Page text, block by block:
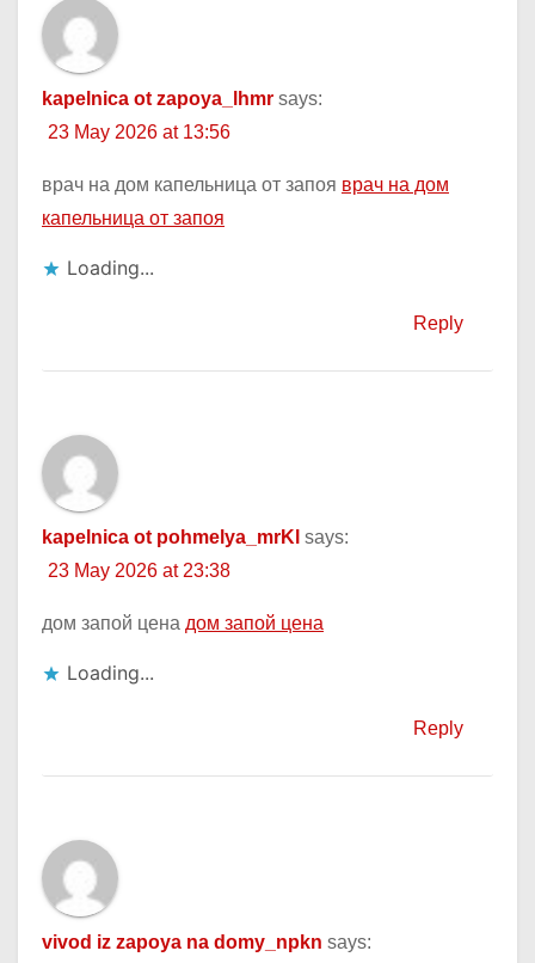
kapelnica ot zapoya_lhmr says:
23 May 2026 at 13:56
врач на дом капельница от запоя врач на дом
капельница от запоя
Loading...
Reply
kapelnica ot pohmelya_mrKl says:
23 May 2026 at 23:38
дом запой цена дом запой цена
Loading...
Reply
vivod iz zapoya na domy_npkn says: